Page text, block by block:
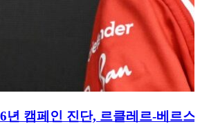
년 캠페인 진단, 르클레르-베르